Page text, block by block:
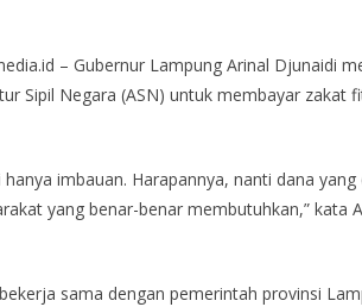
– Gubernur Lampung Arinal Djunaidi
Sipil Negara (ASN) untuk membayar zakat
imbauan. Harapannya, nanti dana
yang benar-benar membutuhkan,” kata
sama dengan pemerintah provinsi